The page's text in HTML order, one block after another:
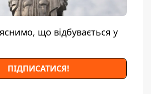
що відбувається у
ПІДПИСАТИСЯ!